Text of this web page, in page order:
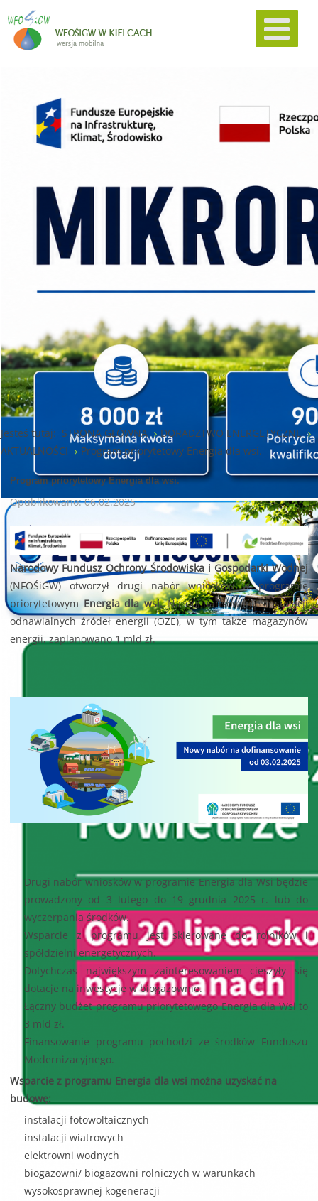
Jesteś tutaj: STRONA GŁÓWNA
DORADZTWO ENERGETYCZNE
AKTUALNOŚCI
Program priorytetowy Energia dla wsi.
Program priorytetowy Energia dla wsi.
Opublikowano: 06.02.2025
Narodowy Fundusz Ochrony Środowiska i Gospodarki Wodnej
(NFOŚiGW) otworzył drugi nabór wniosków w programie
priorytetowym Energia dla wsi.Na dofinansowanie instalacji
odnawialnych źródeł energii (OZE), w tym także magazynów
energii, zaplanowano 1 mld zł.
Drugi nabór wniosków w programie Energia dla Wsi będzie
prowadzony od 3 lutego do 19 grudnia 2025 r. lub do
wyczerpania środków.
Wsparcie z programu jest skierowane do rolników i
spółdzielni energetycznych.
Dotychczas największym zainteresowaniem cieszyły się
dotacje na inwestycje w biogazownie.
Łączny budżet programu priorytetowego Energia dla Wsi to
3 mld zł.
Finansowanie programu pochodzi ze środków Funduszu
Modernizacyjnego.
Wsparcie z programu Energia dla wsi można uzyskać na
budowę:
instalacji fotowoltaicznych
instalacji wiatrowych
elektrowni wodnych
biogazowni/ biogazowni rolniczych w warunkach
wysokosprawnej kogeneracji